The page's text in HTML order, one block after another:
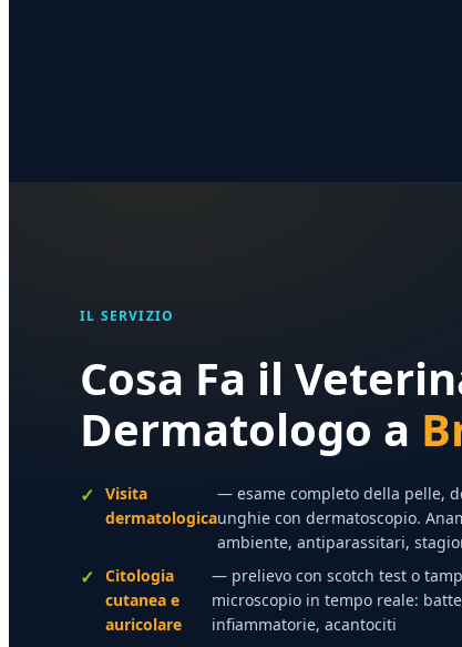
IL SERVIZIO
Cosa Fa il
Dermatologo a
Visita
dermatologica
— esame completo della pelle,
unghie con dermatoscopio.
ambiente, antiparassitari,
Citologia
cutanea e
auricolare
— prelievo con scotch test o
microscopio in tempo reale:
infiammatorie, acantociti